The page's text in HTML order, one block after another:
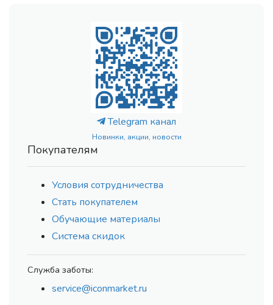
Telegram канал
Новинки, акции, новости
Покупателям
Условия сотрудничества
Стать покупателем
Обучающие материалы
Система скидок
Служба заботы:
service@iconmarket.ru